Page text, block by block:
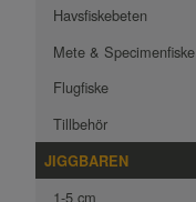
Havsfiskebeten
Mete & Specimenfiske
Flugfiske
Tillbehör
JIGGBAREN
1-5 cm